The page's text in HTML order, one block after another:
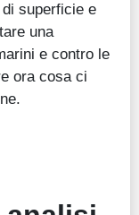
superficie e
una
e contro le
ora cosa ci